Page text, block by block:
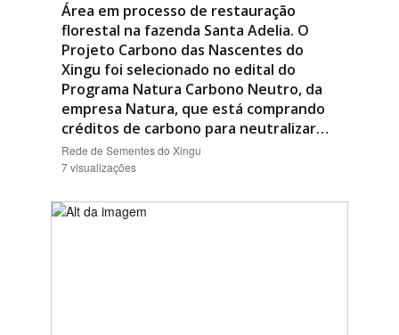
Área em processo de restauração
florestal na fazenda Santa Adelia. O
Projeto Carbono das Nascentes do
Xingu foi selecionado no edital do
Programa Natura Carbono Neutro, da
empresa Natura, que está comprando
créditos de carbono para neutralizar…
Rede de Sementes do Xingu
7 visualizações